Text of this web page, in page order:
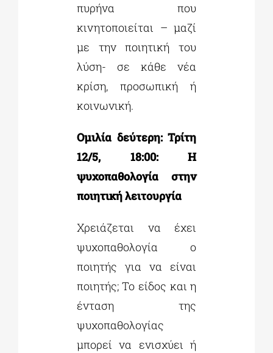
πυρήνα που
κινητοποιείται – μαζί
με την ποιητική του
λύση- σε κάθε νέα
κρίση, προσωπική ή
κοινωνική.
Ομιλία δεύτερη: Τρίτη
12/5, 18:00: Η
ψυχοπαθολογία στην
ποιητική λειτουργία
Χρειάζεται να έχει
ψυχοπαθολογία ο
ποιητής για να είναι
ποιητής; Το είδος και η
ένταση της
ψυχοπαθολογίας
μπορεί να ενισχύει ή